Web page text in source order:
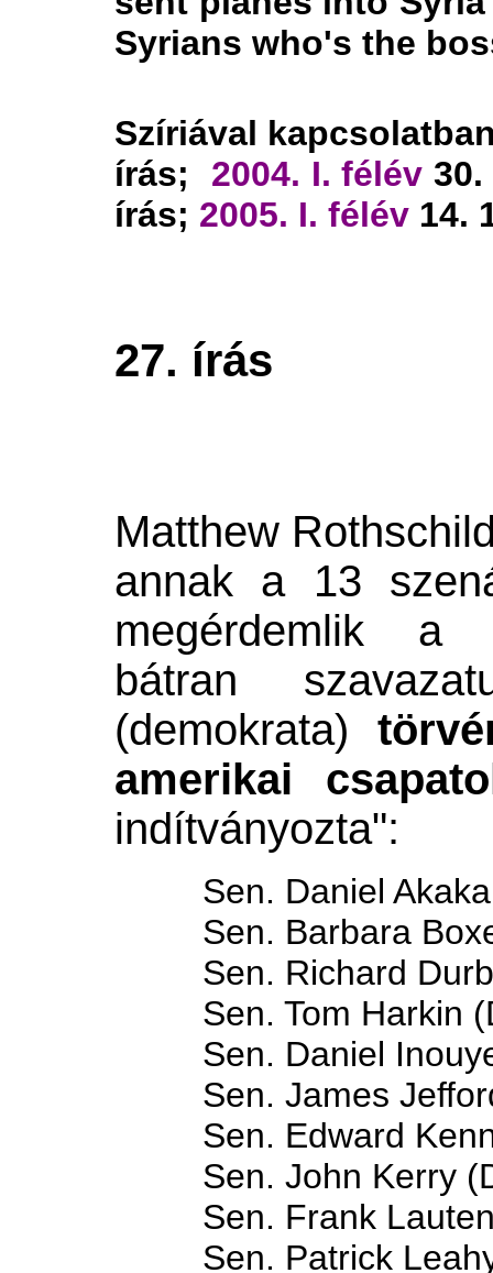
Syrians who's the
Szíriával
írás; 2004. I. félév
írás; 2005. I. félév 14.
27. írás
Matthew
annak a 13
megérdemlik a
bátran
(demokrata)
amerikai
indítványozta":
Sen. Daniel
Sen. Barbara
Sen. Richard
Sen. Tom Harkin
Sen. Daniel
Sen. James
Sen. Edward
Sen. John Kerry
Sen. Frank
Sen. Patrick